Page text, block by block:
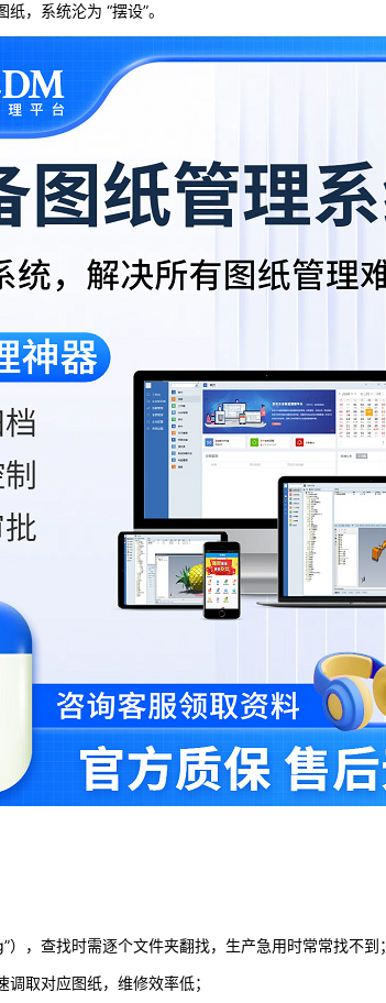
，系统沦为 “摆设”。
），查找时需逐个文件夹翻找，生产急用时常常找不到
取对应图纸，维修效率低；